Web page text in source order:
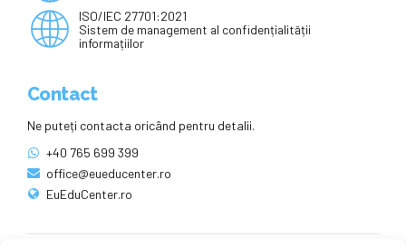
ISO/IEC 27701:2021
Sistem de management al confidențialității
informațiilor
Contact
Ne puteți contacta oricând pentru detalii.
+40 765 699 399
office@eueducenter.ro
EuEduCenter.ro